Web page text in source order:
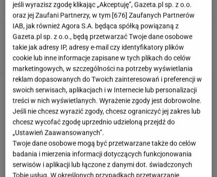
Gawryluk reaguje na krytykę po debacie u
Nawrockiego. Co na to Polsat?
jeśli wyrazisz zgodę klikając „Akceptuję”, Gazeta.pl sp. z o.o.
oraz jej Zaufani Partnerzy, w tym [676] Zaufanych Partnerów
IAB, jak również Agora S.A. będąca spółką powiązaną z
Gazeta.pl sp. z o.o., będą przetwarzać Twoje dane osobowe
takie jak adresy IP, adresy e-mail czy identyfikatory plików
cookie lub inne informacje zapisane w tych plikach do celów
marketingowych, w szczególności na potrzeby wyświetlania
reklam dopasowanych do Twoich zainteresowań i preferencji w
swoich serwisach, aplikacjach i w Internecie lub personalizacji
treści w nich wyświetlanych. Wyrażenie zgody jest dobrowolne.
Jeśli nie chcesz wyrazić zgody, chcesz ograniczyć jej zakres lub
chcesz wycofać zgodę uprzednio udzieloną przejdź do
„Ustawień Zaawansowanych”.
Twoje dane osobowe mogą być przetwarzane także do celów
badania i mierzenia informacji dotyczących funkcjonowania
serwisów i aplikacji lub łączone z danymi dot. świadczonych
Tobie usług. W określonych przypadkach przetwarzanie